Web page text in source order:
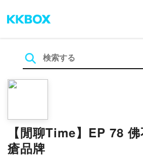
【閒聊Time】EP 78
瘡品牌